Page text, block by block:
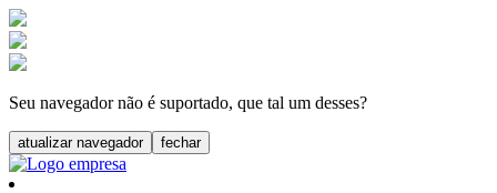
Seu navegador não é suportado, que tal um desses?
atualizar navegador fechar